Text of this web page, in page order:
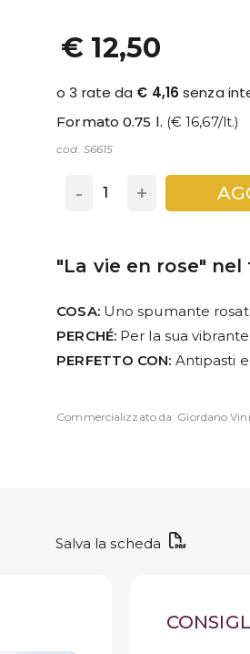
€ 12,50
Formato 0.75 l. (€ 16,67/lt.)
cod. S6615
- +
"La vie en rose" nel
COSA:Uno spumante
PERCHÉ:Per la sua
PERFETTO CON: Antipasti
Commercializzato da: Giordano
Salva la scheda